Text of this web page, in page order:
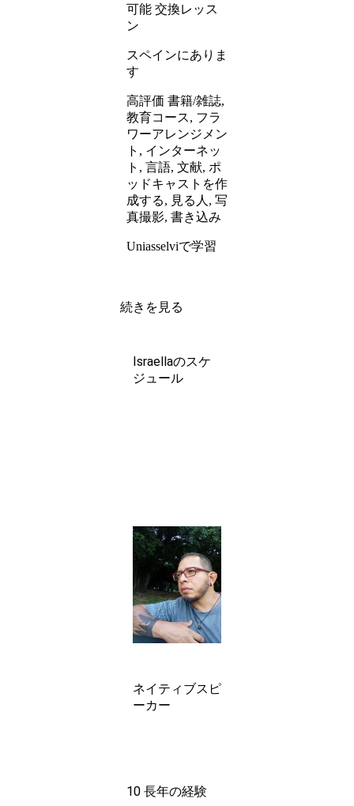
可能 交換レッス
ン
スペインにありま
す
高評価 書籍/雑誌,
教育コース, フラ
ワーアレンジメン
ト, インターネッ
ト, 言語, 文献, ポ
ッドキャストを作
成する, 見る人, 写
真撮影, 書き込み
Uniasselviで学習
続きを見る
Israellaのスケ
ジュール
ネイティブスピ
ーカー
10 長年の経験